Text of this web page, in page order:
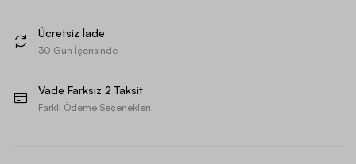
Ücretsiz İade
30 Gün İçerisinde
Vade Farksız 2 Taksit
Farklı Ödeme Seçenekleri